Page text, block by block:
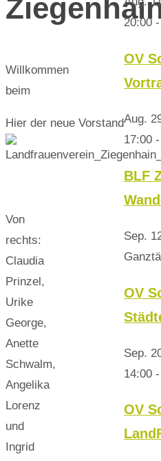
Willkommen
beim
Hier der neue Vorstand
Von
rechts:
Claudia
Prinzel,
Urike
George,
Anette
Schwalm,
Angelika
Lorenz
und
Ingrid
20:00
OV
Aug.
17:00 -
BLF
Sep.
OV
Sep.
14:00 -
OV